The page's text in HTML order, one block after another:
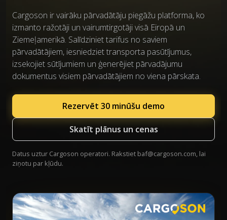
Cargoson ir vairāku pārvadātāju piegāžu platforma, ko
izmanto ražotāji un vairumtirgotāji visā Eiropā un
Ziemeļamerikā. Salīdziniet tarifus no saviem
pārvadātājiem, iesniedziet transporta pasūtījumus,
izsekojiet sūtījumiem un ģenerējiet pārvadājumu
dokumentus visiem pārvadātājiem no viena pārskata.
Rezervēt 30 minūšu demo
Skatīt plānus un cenas
Datus uztur Cargoson operatori. Rakstiet baf@cargoson.com, lai
ziņotu par kļūdu.